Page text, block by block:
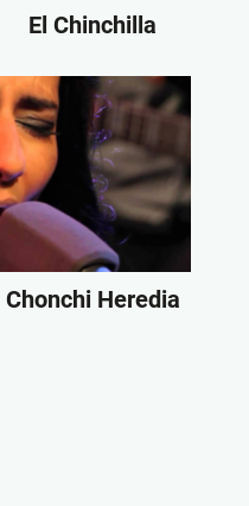
El Chinchilla
Chonchi Heredia